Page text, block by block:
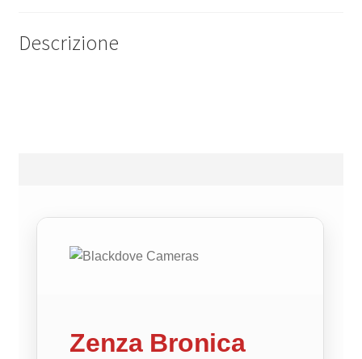
Descrizione
Zenza Bronica